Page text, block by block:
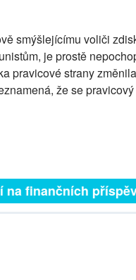
smýšlejícímu voliči
je prostě
pravicové strany
že se
finančních